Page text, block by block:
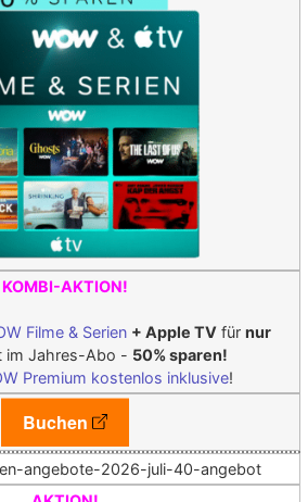
KOMBI-AKTION!
Filme & Serien + Apple TVfür nur
im Jahres-Abo - 50% sparen!
Premium kostenlos inklusive!
Buchen